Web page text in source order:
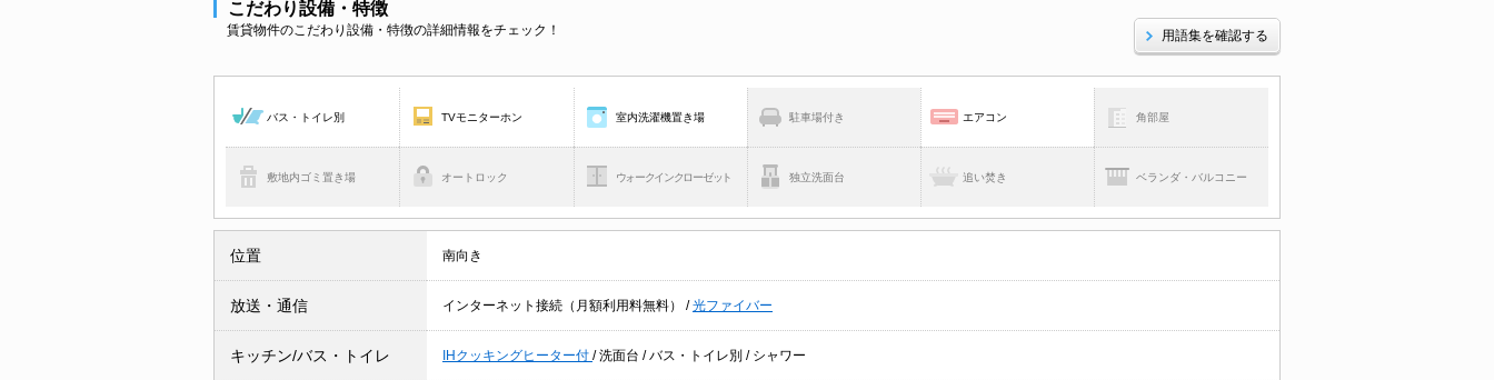
こだわり設備・特徴
賃貸物件のこだわり設備・特徴の詳細情報をチェック！ 用語集を確認する
バス・トイレ別 TVモニターホン 室内洗濯機置き場 駐車場付き エアコン 角部屋
敷地内ゴミ置き場 オートロック ウォークインクローゼット 独立洗面台 追い焚き ベランダ・バルコニー
位置 南向き
放送・通信 インターネット接続（月額利用料無料） /光ファイバー
キッチン/バス・トイレ IHクッキングヒーター付 /洗面台 /バス・トイレ別 / シャワー